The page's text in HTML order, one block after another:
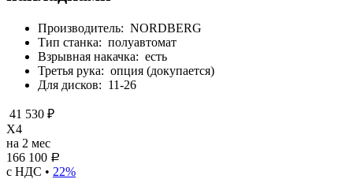
Производитель: NORDBERG
Тип станка: полуавтомат
Взрывная накачка: есть
Третья рука: опция (докупается)
Для дисков: 11-26
41 530 ₽
X4
на 2 мес
166 100 Р
с НДС • 22%